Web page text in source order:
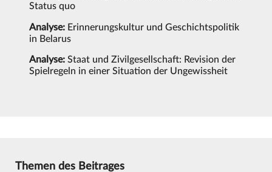
Status quo
Analyse: Erinnerungskultur und Geschichtspolitik
in Belarus
Analyse: Staat und Zivilgesellschaft: Revision der
Spielregeln in einer Situation der Ungewissheit
Themen des Beitrages